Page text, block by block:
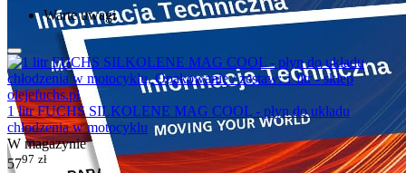
Warte uwagi
1 litr FUCHS SILKOLENE MAG COOL - płyn do układu
chłodzenia w motocyklu
W magazynie
5797 zł